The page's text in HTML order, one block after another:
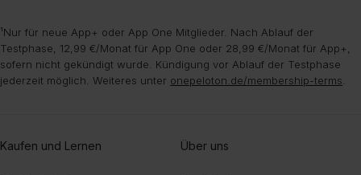
¹Nur für neue App+ oder App One Mitglieder. Nach Ablauf der
Testphase, 12,99 €/Monat für App One oder 28,99 €/Monat für App+,
sofern nicht gekündigt wurde. Kündigung vor Ablauf der Testphase
jederzeit möglich. Weiteres unter onepeloton.de/membership-terms
Kaufen und Lernen Über uns